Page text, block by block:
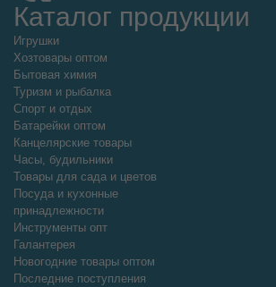
Каталог продукции
Игрушки
Хозтовары оптом
Бытовая химия
Туризм и рыбалка
Спорт и отдых
Батарейки оптом
Канцелярские товары
Часы, будильники
Товары для сада и цветов
Посуда и кухонные
принадлежности
Инструменты опт
Галантерея
Новогодние товары оптом
Последние поступления